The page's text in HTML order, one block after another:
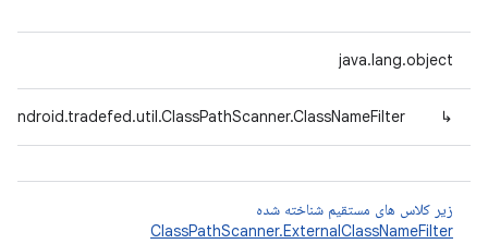
java.lang.object
↳
زیر کلاس های مستقیم شناخته شده
ClassPathScanner.ExternalClassNameFilter